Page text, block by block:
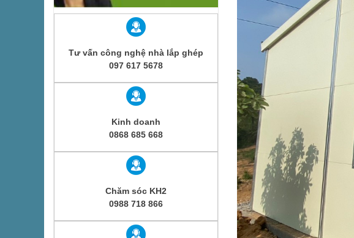
Tư vấn công nghệ nhà lắp ghép
097 617 5678
Kinh doanh
0868 685 668
Chăm sóc KH2
0988 718 866